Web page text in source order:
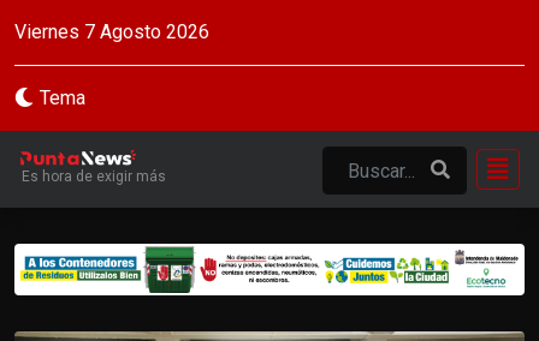
Viernes 7 Agosto 2026
Tema
Es hora de exigir más